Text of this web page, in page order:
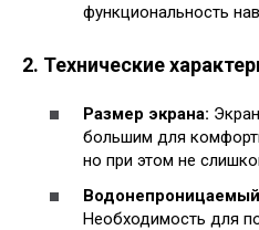
функциональность
2. Технические
Размер экрана:
большим для
но при этом не
Водонепроницаемый
Необходимость для